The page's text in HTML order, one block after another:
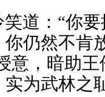
道：“你
仍然不肯
意，暗助
为武林之